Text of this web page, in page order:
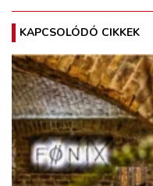
KAPCSOLÓDÓ CIKKEK